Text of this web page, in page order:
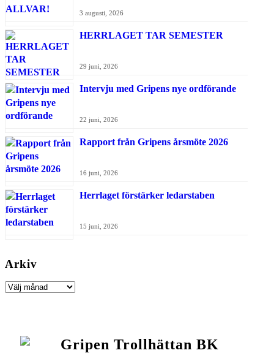
3 augusti, 2026
HERRLAGET TAR SEMESTER
29 juni, 2026
Intervju med Gripens nye ordförande
22 juni, 2026
Rapport från Gripens årsmöte 2026
16 juni, 2026
Herrlaget förstärker ledarstaben
15 juni, 2026
Arkiv
Gripen Trollhättan BK